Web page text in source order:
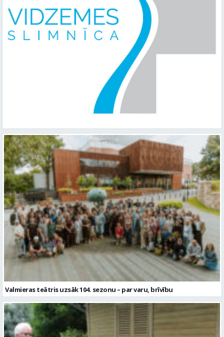
Valmieras teātris uzsāk 104. sezonu – par varu, brīvību